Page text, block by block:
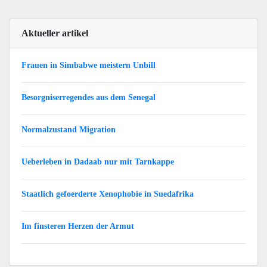
Aktueller artikel
Frauen in Simbabwe meistern Unbill
Besorgniserregendes aus dem Senegal
Normalzustand Migration
Ueberleben in Dadaab nur mit Tarnkappe
Staatlich gefoerderte Xenophobie in Suedafrika
Im finsteren Herzen der Armut